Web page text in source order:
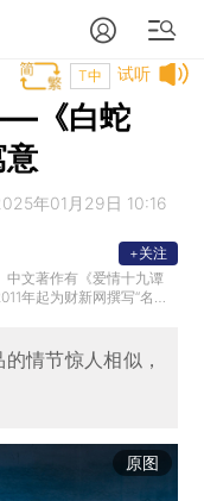
试听
T中
《白蛇
意
年01月29日 10:16
中文著作有《爱情十九谭
年起为财新网撰写“名著
+关注
情节惊人相似，
原图